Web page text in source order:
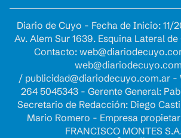
Diario de Cuyo - Fecha de Inicio: 11/
Av. Alem Sur 1639. Esquina Lateral
Contacto:
/ publicidad@diariodecuyo.com.ar-
264 5045343 - Gerente General:
Secretario de Redacción: Diego
Mario Romero - Empresa
FRANCISCO MONTES